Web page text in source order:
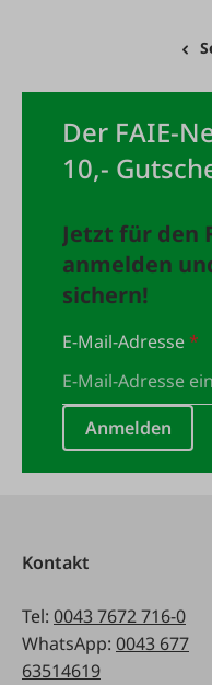
Der FAIE-
10,-
Jetzt für den
anmelden
sichern!
E-Mail-Adresse*
Anmelden
Kontakt
Tel: 0043 7672 716-0
WhatsApp: 0043 677
63514619